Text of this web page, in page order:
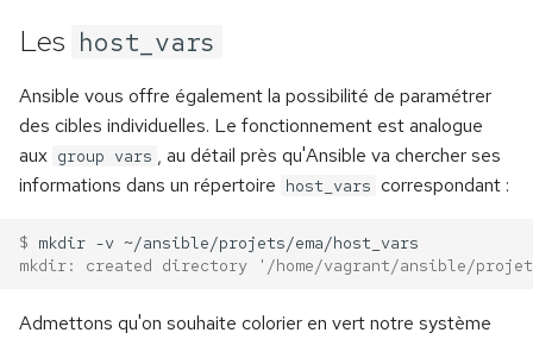
Les host_vars
Ansible vous offre également la possibilité de paramétrer
des cibles individuelles. Le fonctionnement est analogue
aux group vars , au détail près qu'Ansible va chercher ses
informations dans un répertoire host_vars correspondant :
$ mkdir -v
mkdir: created directory '/home/vagrant/ansible/
Admettons qu'on souhaite colorier en vert notre système